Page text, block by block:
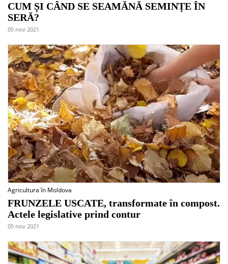
CUM ȘI CÂND SE SEAMĂNĂ SEMINȚE ÎN
SERĂ?
05 nov 2021
Agricultura în Moldova
FRUNZELE USCATE, transformate în compost.
Actele legislative prind contur
05 nov 2021